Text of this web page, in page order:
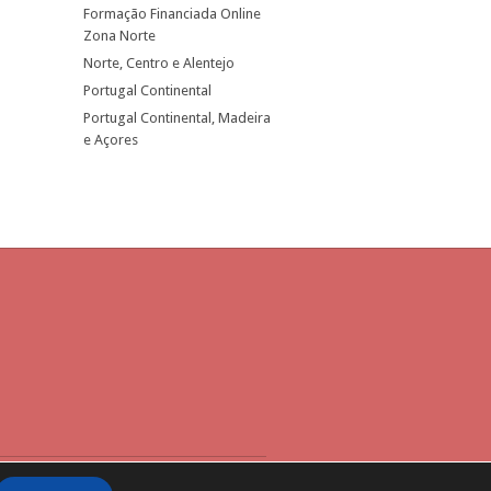
Formação Financiada Online
Zona Norte
Norte, Centro e Alentejo
Portugal Continental
Portugal Continental, Madeira
e Açores